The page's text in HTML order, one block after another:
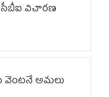
సీబీఐ విచారణ
వెంటనే అమలు